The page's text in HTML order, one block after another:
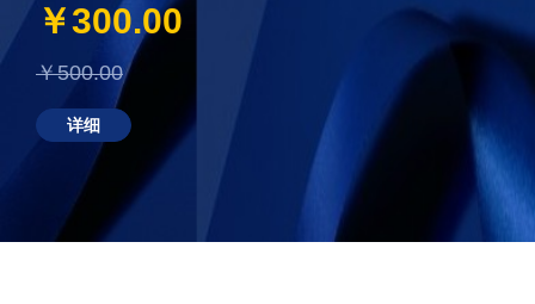
￥300.00
￥500.00
详细